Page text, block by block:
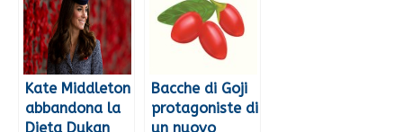
Kate Middleton
abbandona la
Dieta Dukan
Bacche di Goji
protagoniste di
un nuovo